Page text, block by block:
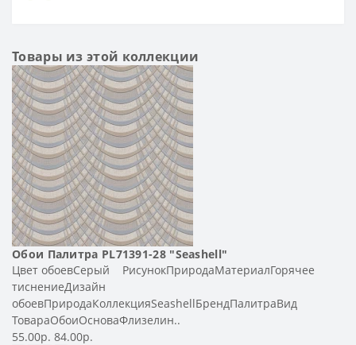
Товары из этой коллекции
Обои Палитра PL71391-28 "Seashell"
Цвет обоевСерый РисунокПриродаМатериалГорячее
тиснениеДизайн
обоевПриродаКоллекцияSeashellБрендПалитраВид
ТовараОбоиОсноваФлизелин..
55.00р. 84.00р.